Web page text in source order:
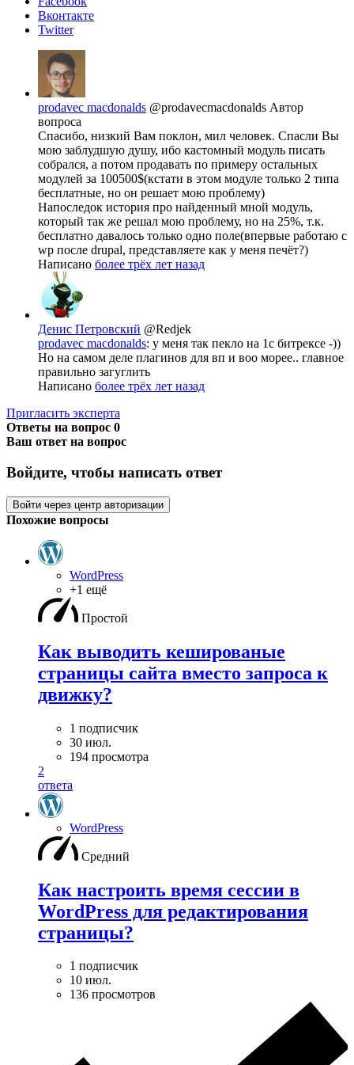
Вконтакте
Twitter
prodavec macdonalds @prodavecmacdonalds Автор
вопроса
Спасибо, низкий Вам поклон, мил человек. Спасли Вы
мою заблудшую душу, ибо кастомный модуль писать
собрался, а потом продавать по примеру остальных
модулей за 100500$(кстати в этом модуле только 2 типа
бесплатные, но он решает мою проблему)
Напоследок история про найденный мной модуль,
который так же решал мою проблему, но на 25%, т.к.
бесплатно давалось только одно поле(впервые работаю с
wp после drupal, представляете как у меня печёт?)
Написано более трёх лет назад
Денис Петровский @Redjek
prodavec macdonalds: у меня так пекло на 1с битрексе -))
Но на самом деле плагинов для вп и воо морее.. главное
правильно загуглить
Написано более трёх лет назад
Пригласить эксперта
Ответы на вопрос 0
Ваш ответ на вопрос
Войдите, чтобы написать ответ
Войти через центр авторизации
Похожие вопросы
WordPress
+1 ещё
Простой
Как выводить кешированые
страницы сайта вместо запроса к
движку?
1 подписчик
30 июл.
194 просмотра
2
ответа
WordPress
Средний
Как настроить время сессии в
WordPress для редактирования
страницы?
1 подписчик
10 июл.
136 просмотров